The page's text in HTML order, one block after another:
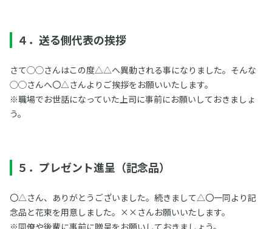
４．送る側代表の挨拶
さて◯◯さんはこの度△△へ異動される事になりました。そんな
◯◯さんへ〇△さんよりご挨拶をお願いいたします。
※職場でお世話になっていた上司に事前にお願いしておきましょ
う。
５．プレゼント進呈（記念品）
〇△さん、ありがとうございました。続きまして△〇一同より記
念品と花束を用意しました。××さんお願いいたします。
※同僚や後輩に事前に贈呈をお願いしておきましょう。